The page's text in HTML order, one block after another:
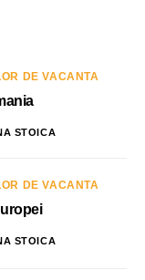
DE VACANTA
STOICA
DE VACANTA
STOICA